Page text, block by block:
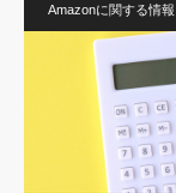
Amazonに関する情報